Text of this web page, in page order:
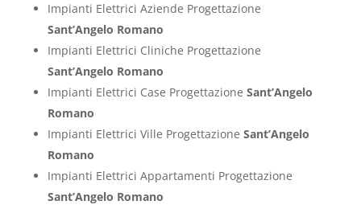
Impianti Elettrici Aziende Progettazione
Sant’Angelo Romano
Impianti Elettrici Cliniche Progettazione
Sant’Angelo Romano
Impianti Elettrici Case Progettazione Sant’Angelo
Romano
Impianti Elettrici Ville Progettazione Sant’Angelo
Romano
Impianti Elettrici Appartamenti Progettazione
Sant’Angelo Romano